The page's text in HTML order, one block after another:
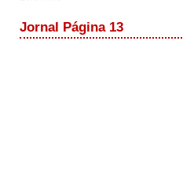
Jornal Página 13